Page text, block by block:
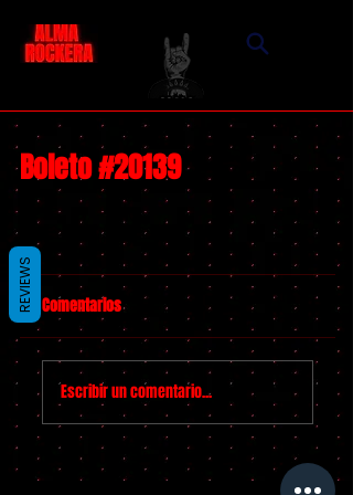
Boleto #20139
Comentarios
Escribir un comentario...
REVIEWS